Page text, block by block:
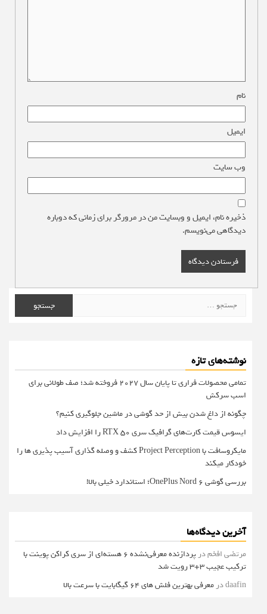
نام
ایمیل
وب‌ سایت
ذخیره نام، ایمیل و وبسایت من در مرورگر برای زمانی که دوباره
دیدگاهی می‌نویسم.
برای:
نوشته‌های تازه
تمامی محصولات فراری تا پایان سال ۲۰۲۷ فروخته شد؛ صف طولانی برای
اسب سرکش
چگونه از داغ شدن بیش از حد گوشی در ماشین جلوگیری کنیم؟
ایسوس قیمت کارت‌های گرافیک سری RTX 50 را افزایش داد
مایکروسافت با Project Perception کشف و وصله گذاری آسیب پذیری ها را
خودکار میکند
بررسی گوشی OnePlus Nord 6؛ استاندارد خیلی بالا!
آخرین دیدگاه‌ها
مرتضی افخمدر
پردازنده معرفی‌نشده 6 هسته‌ای از سری کراکن پوینت با
ترکیب عجیب 3+3 رویت شد
daafinدرمعرفی بهترین فلش های 64 گیگابایت با سرعت بالا